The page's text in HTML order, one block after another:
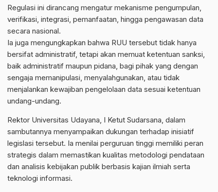
Regulasi ini dirancang mengatur mekanisme pengumpulan,
verifikasi, integrasi, pemanfaatan, hingga pengawasan data
secara nasional.
Ia juga mengungkapkan bahwa RUU tersebut tidak hanya
bersifat administratif, tetapi akan memuat ketentuan sanksi,
baik administratif maupun pidana, bagi pihak yang dengan
sengaja memanipulasi, menyalahgunakan, atau tidak
menjalankan kewajiban pengelolaan data sesuai ketentuan
undang-undang.
Rektor Universitas Udayana, I Ketut Sudarsana, dalam
sambutannya menyampaikan dukungan terhadap inisiatif
legislasi tersebut. Ia menilai perguruan tinggi memiliki peran
strategis dalam memastikan kualitas metodologi pendataan
dan analisis kebijakan publik berbasis kajian ilmiah serta
teknologi informasi.